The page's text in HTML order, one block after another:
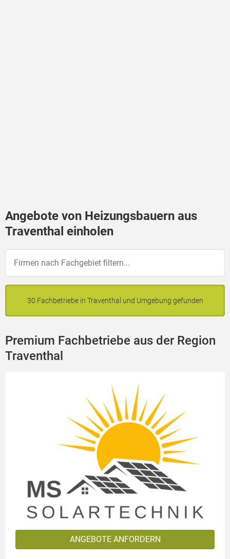
Angebote von Heizungsbauern aus
Traventhal einholen
30 Fachbetriebe in Traventhal und Umgebung gefunden
Premium Fachbetriebe aus der Region
Traventhal
ANGEBOTE ANFORDERN